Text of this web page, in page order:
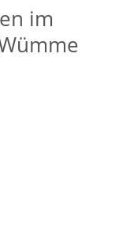
im